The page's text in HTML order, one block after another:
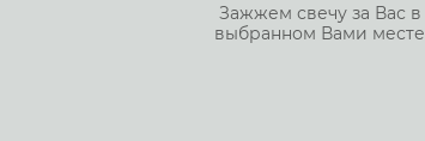
Зажжем свечу за Вас в
выбранном Вами месте